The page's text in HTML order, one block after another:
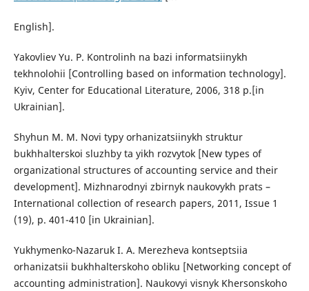
English].
Yakovliev Yu. P. Kontrolinh na bazi informatsiinykh
tekhnolohii [Controlling based on information technology].
Kyiv, Center for Educational Literature, 2006, 318 p.[in
Ukrainian].
Shyhun M. M. Novi typy orhanizatsiinykh struktur
bukhhalterskoi sluzhby ta yikh rozvytok [New types of
organizational structures of accounting service and their
development]. Mizhnarodnyi zbirnyk naukovykh prats –
International collection of research papers, 2011, Issue 1
(19), p. 401-410 [in Ukrainian].
Yukhymenko-Nazaruk I. A. Merezheva kontseptsiia
orhanizatsii bukhhalterskoho obliku [Networking concept of
accounting administration]. Naukovyi visnyk Khersonskoho